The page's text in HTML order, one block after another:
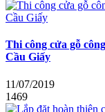
Thi công cửa gỗ
Cầu Giấy
11/07/2019
1469